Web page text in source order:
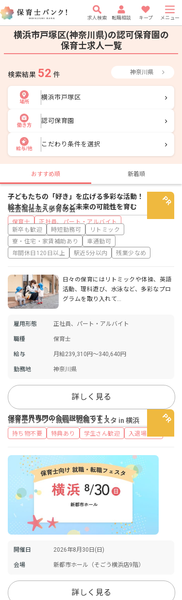
求人検索 転職相談 キープ メニュー
横浜市戸塚区(神奈川県)の認可保育園の
保育士求人一覧
検索結果 52 件 神奈川県
場所
横浜市戸塚区
働き方
認可保育園
給与/他
こだわり条件を選択
おすすめ順 新着順
社会福祉法人歩育の会
保育士 正社員、パート・アルバイト
子どもたちの「好き」を広げる多彩な活動！
絵本やリトミックなど未来の可能性を育む
新卒も歓迎 時短勤務可
リトミック
寮・住宅・家賃補助あり
車通勤可
年間休日120日以上
駅近5分以内 残業少なめ
日々の保育にはリトミックや体操、英語
活動、理科遊び、水泳など、多彩なプロ
グラムを取り入れて…
雇用形態 正社員、パート・アルバイト
職種 保育士
給与 月給239,310円～340,640円
勤務地 神奈川県
詳しく見る
保育士バンク！就職・転職フェスタ in 横浜
保育業界専門の合同説明会です！
持ち物不要 特典あり 学生さん歓迎 入退場自由
開催日 2026年8月30日(日)
会場 新都市ホール（そごう横浜店9階）
詳しく見る